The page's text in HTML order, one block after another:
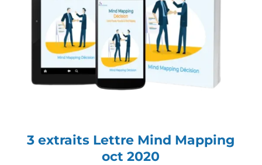
3 extraits Lettre Mind Mapping
oct 2020